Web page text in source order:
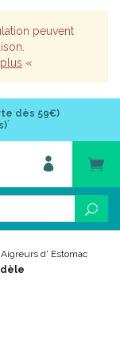
peuvent
«
dès 59€)
*
d' Estomac